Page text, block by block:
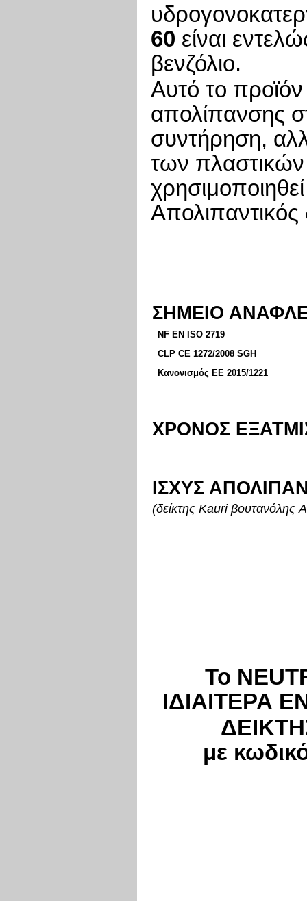
60 είναι
βενζόλιο.
Αυτό το προϊόν
απολίπανσης
συντήρηση,
των πλαστικών
Απολιπαντικός
ΣΗΜΕΙΟ
NF EN ISO 2719
CLP CE 1272/2008 SGH
Κανονισμός ΕΕ 2015/1221
ΧΡΟΝΟΣ
ΙΣΧΥΣ
(δείκτης Kauri βουτανόλης
Το
ΙΔΙΑΙΤΕΡΑ
με